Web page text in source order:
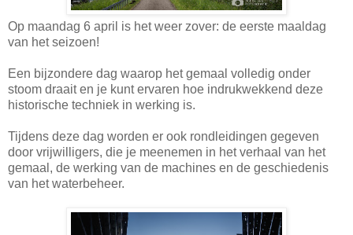
Op maandag 6 april is het weer zover: de eerste maaldag
van het seizoen!
Een bijzondere dag waarop het gemaal volledig onder
stoom draait en je kunt ervaren hoe indrukwekkend deze
historische techniek in werking is.
Tijdens deze dag worden er ook rondleidingen gegeven
door vrijwilligers, die je meenemen in het verhaal van het
gemaal, de werking van de machines en de geschiedenis
van het waterbeheer.